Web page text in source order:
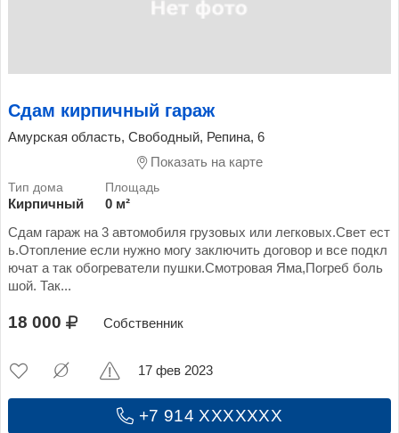
Сдам кирпичный гараж
Амурская область, Свободный, Репина, 6
Показать на карте
Кирпичный
0 м²
Сдам гараж на 3 автомобиля грузовых или легковых.Свет ест
ь.Отопление если нужно могу заключить договор и все подкл
ючат а так обогреватели пушки.Смотровая Яма,Погреб боль
шой. Так...
18 000 Собственник
+7 914 XXXXXXX
17 фев 2023